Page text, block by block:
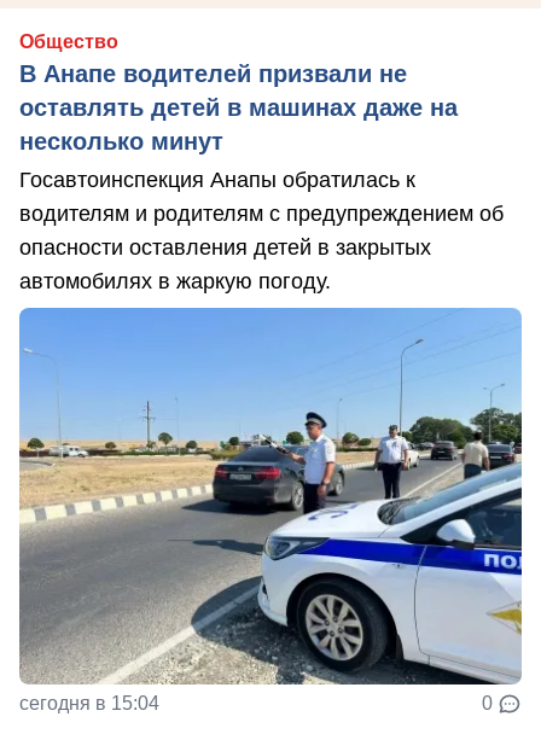
Общество
В Анапе водителей призвали не
оставлять детей в машинах даже на
несколько минут
Госавтоинспекция Анапы обратилась к
водителям и родителям с предупреждением об
опасности оставления детей в закрытых
автомобилях в жаркую погоду.
сегодня в 15:04 0